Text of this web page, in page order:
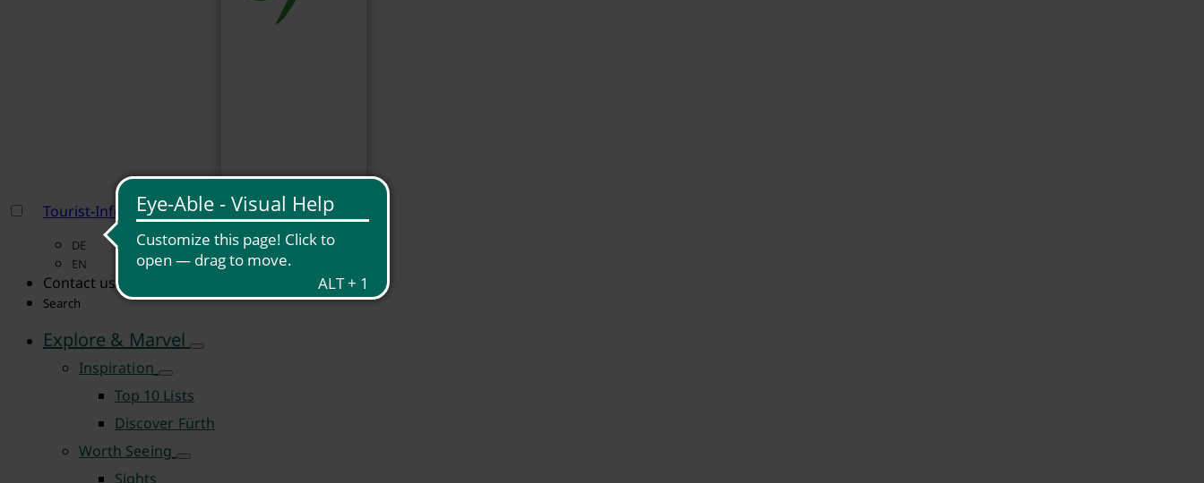
Tourist-Information Fürth
DE
EN
Contact us
Search
Explore & Marvel
Inspiration
Top 10 Lists
Discover Fürth
Worth Seeing
Sights